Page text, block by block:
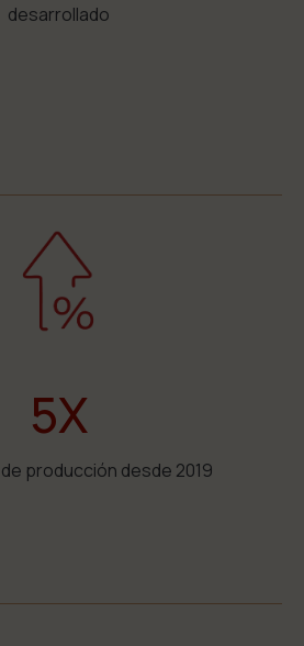
desarrollado
5X
producción desde 2019